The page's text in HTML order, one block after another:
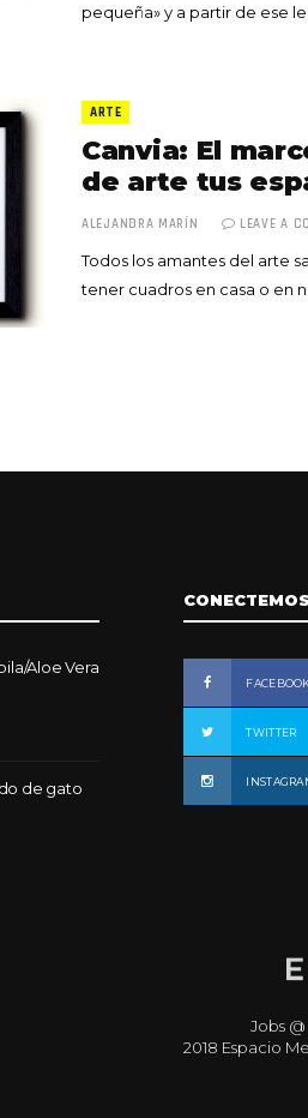
pequeña» y a partir de ese
ARTE
Canvia: El
de arte tus
ALEJANDRA MARÍN LEAVE A
Todos los amantes del arte
tener cuadros en casa o en
Aloe Vera
de gato
CONECTEMOS
TWITTER
Jobs
2018 Espacio